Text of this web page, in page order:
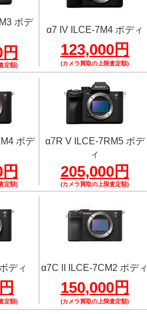
ボデ
定額)
α7 IV ILCE-7M4 ボディ
123,000円
(カメラ買取の上限査定額)
ボデ
定額)
α7R V ILCE-7RM5 ボデ
ィ
205,000円
(カメラ買取の上限査定額)
ディ
定額)
α7C II ILCE-7CM2 ボディ
150,000円
(カメラ買取の上限査定額)